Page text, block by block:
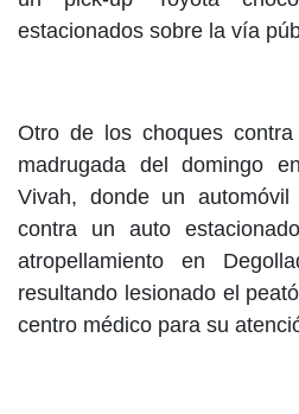
estacionados sobre la vía
Otro de los choques
madrugada del domingo
Vivah, donde un
contra un auto
atropellamiento en
resultando lesionado el
centro médico para su